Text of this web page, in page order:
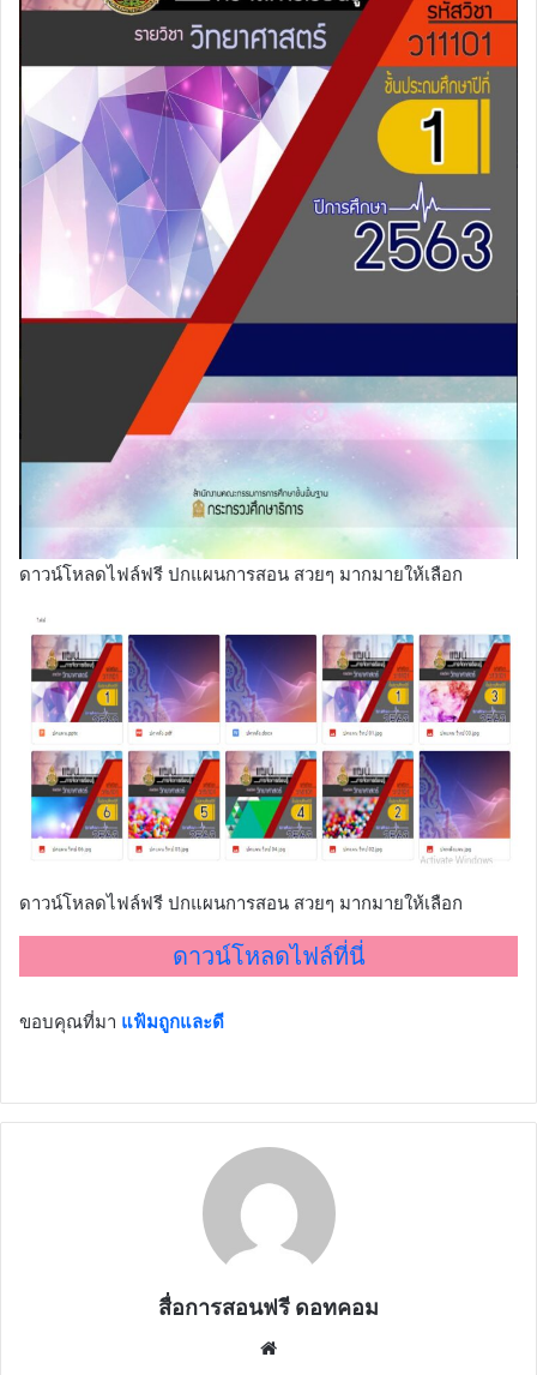
ดาวน์โหลดไฟล์ฟรี ปกแผนการสอน สวยๆ มากมายให้เลือก
ดาวน์โหลดไฟล์ฟรี ปกแผนการสอน สวยๆ มากมายให้เลือก
ดาวน์โหลดไฟล์ที่นี่
ขอบคุณที่มา แฟ้มถูกและดี
สื่อการสอนฟรี ดอทคอม